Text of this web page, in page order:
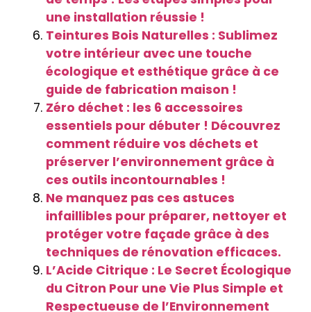
une installation réussie !
Teintures Bois Naturelles : Sublimez
votre intérieur avec une touche
écologique et esthétique grâce à ce
guide de fabrication maison !
Zéro déchet : les 6 accessoires
essentiels pour débuter ! Découvrez
comment réduire vos déchets et
préserver l’environnement grâce à
ces outils incontournables !
Ne manquez pas ces astuces
infaillibles pour préparer, nettoyer et
protéger votre façade grâce à des
techniques de rénovation efficaces.
L’Acide Citrique : Le Secret Écologique
du Citron Pour une Vie Plus Simple et
Respectueuse de l’Environnement